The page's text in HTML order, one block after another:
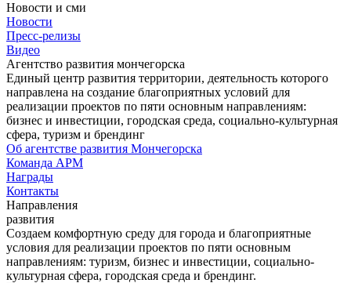
Новости и сми
Новости
Пресс-релизы
Видео
Агентство развития мончегорска
Единый центр развития территории, деятельность которого
направлена на создание благоприятных условий для
реализации проектов по пяти основным направлениям:
бизнес и инвестиции, городская среда, социально-культурная
сфера, туризм и брендинг
Об агентстве развития Мончегорска
Команда АРМ
Награды
Контакты
Направления
развития
Создаем комфортную среду для города и благоприятные
условия для реализации проектов по пяти основным
направлениям: туризм, бизнес и инвестиции, социально-
культурная сфера, городская среда и брендинг.